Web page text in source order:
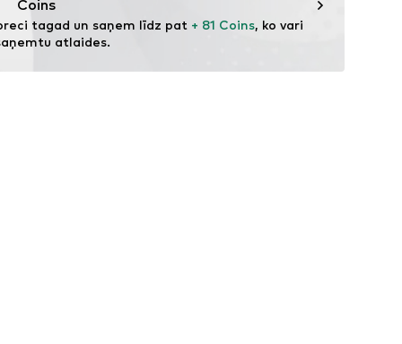
Coins
tagad un saņem līdz pat + 81 Coins, ko vari
atlaides.